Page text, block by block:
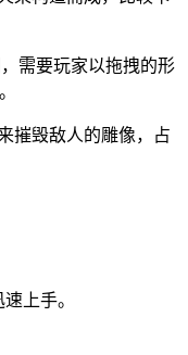
需要玩家以拖拽的形
摧毁敌人的雕像，占
上手。